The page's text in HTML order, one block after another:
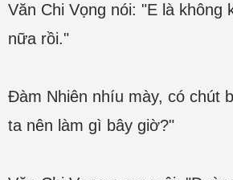
Văn Chi Vọng nói: "E là không
nữa rồi."
Đàm Nhiên nhíu mày, có chút
ta nên làm gì bây giờ?"